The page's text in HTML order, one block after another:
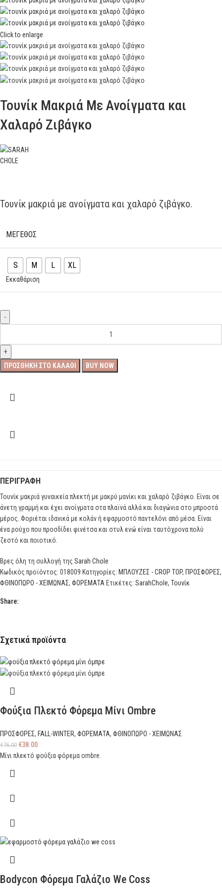
Click to enlarge
Τουνίκ Μακριά Με Ανοίγματα και
Χαλαρό Ζιβάγκο
Τουνίκ μακριά με ανοίγματα και χαλαρό ζιβάγκο.
ΜΕΓΕΘΟΣ
S M L XL
Εκκαθάριση
ΠΡΟΣΘΉΚΗ ΣΤΟ ΚΑΛΆΘΙ BUY NOW
ΠΕΡΙΓΡΑΦΉ
Τουνίκ μακριά γυναικεία πλεκτή με μακρύ μανίκι και χαλαρό ζιβάγκο. Είναι σε
άνετη γραμμή και έχει ανοίγματα στα πλαϊνά αλλά και διαγώνια στο μπροστά
μέρος. Φοριέται ιδανικά με κολάν ή εφαρμοστό παντελόνι από μέσα. Είναι
ένα ρούχο που προσδίδει φινέτσα και στυλ ενώ είναι ταυτόχρονα πολύ
ζεστό και ποιοτικό.
Βρες όλη τη συλλογή της Sarah Chole
Κωδικός προϊόντος: 018009 Κατηγορίες: ΜΠΛΟΥΖΕΣ - CROP TOP, ΠΡΟΣΦΟΡΕΣ,
ΦΘΙΝΟΠΩΡΟ - ΧΕΙΜΩΝΑΣ, ΦΟΡΕΜΑΤΑ Ετικέτες: SarahChole, Τουνίκ
Share:
Σχετικά προϊόντα
Φούξια Πλεκτό Φόρεμα Μίνι Ombre
ΠΡΟΣΦΟΡΕΣ, FALL-WINTER, ΦΟΡΕΜΑΤΑ, ΦΘΙΝΟΠΩΡΟ - ΧΕΙΜΩΝΑΣ
€76.00 €38.00
Μίνι πλεκτό φούξια φόρεμα ombre.
Bodycon Φόρεμα Γαλάζιο We Coss